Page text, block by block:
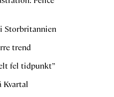
Storbritannien
trend
fel tidpunkt”
Kvartal